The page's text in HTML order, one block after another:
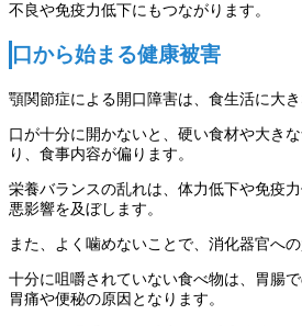
不良や免疫力低下にもつながります。
口から始まる健康被害
顎関節症による開口障害は、食生活に大き
口が十分に開かないと、硬い食材や大き
り、食事内容が偏ります。
栄養バランスの乱れは、体力低下や免疫
悪影響を及ぼします。
また、よく噛めないことで、消化器官への
十分に咀嚼されていない食べ物は、胃腸
胃痛や便秘の原因となります。